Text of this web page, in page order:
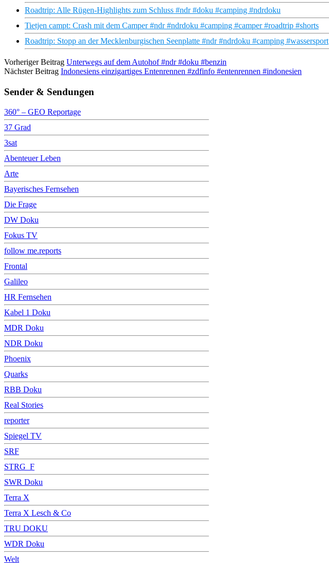
Roadtrip: Alle Rügen-Highlights zum Schluss #ndr #doku #camping #ndrdoku
Tietjen campt: Crash mit dem Camper #ndr #ndrdoku #camping #camper #roadtrip #shorts
Roadtrip: Stopp an der Mecklenburgischen Seenplatte #ndr #ndrdoku #camping #wassersport
Vorheriger Beitrag Unterwegs auf dem Autohof #ndr #doku #benzin
Nächster Beitrag Indonesiens einzigartiges Entenrennen #zdfinfo #entenrennen #indonesien
Sender & Sendungen
360° – GEO Reportage
37 Grad
3sat
Abenteuer Leben
Arte
Bayerisches Fernsehen
Die Frage
DW Doku
Fokus TV
follow me.reports
Frontal
Galileo
HR Fernsehen
Kabel 1 Doku
MDR Doku
NDR Doku
Phoenix
Quarks
RBB Doku
Real Stories
reporter
Spiegel TV
SRF
STRG_F
SWR Doku
Terra X
Terra X Lesch & Co
TRU DOKU
WDR Doku
Welt